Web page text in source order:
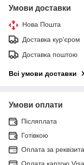
Умови доставки
Нова Пошта
Доставка кур'єром
Доставка поштою
Всі умови доставки
Умови оплати
Післяплата
Готівкою
Оплата за
Оплата картою